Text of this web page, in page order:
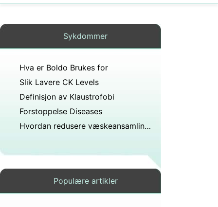
Sykdommer
Hva er Boldo Brukes for
Slik Lavere CK Levels
Definisjon av Klaustrofobi
Forstoppelse Diseases
Hvordan redusere væskeansamlinger i anklene
Populære artikler